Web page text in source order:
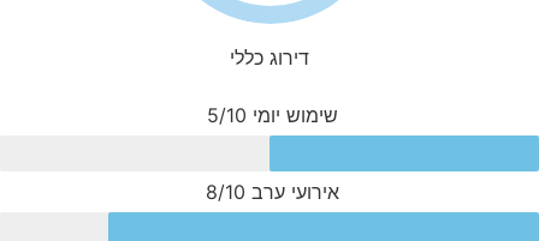
דירוג כללי
שימוש יומי5/10
אירועי ערב8/10